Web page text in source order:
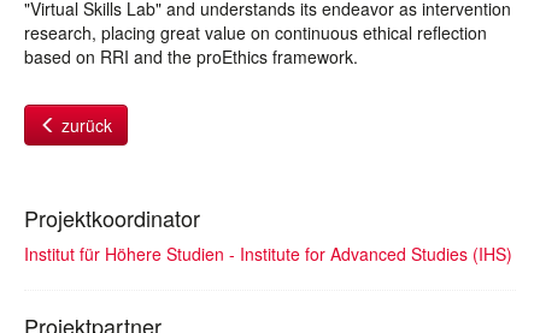
"Virtual Skills Lab" and understands its endeavor as intervention
research, placing great value on continuous ethical reflection
based on RRI and the proEthics framework.
zurück
Projektkoordinator
Institut für Höhere Studien - Institute for Advanced Studies (IHS)
Projektpartner